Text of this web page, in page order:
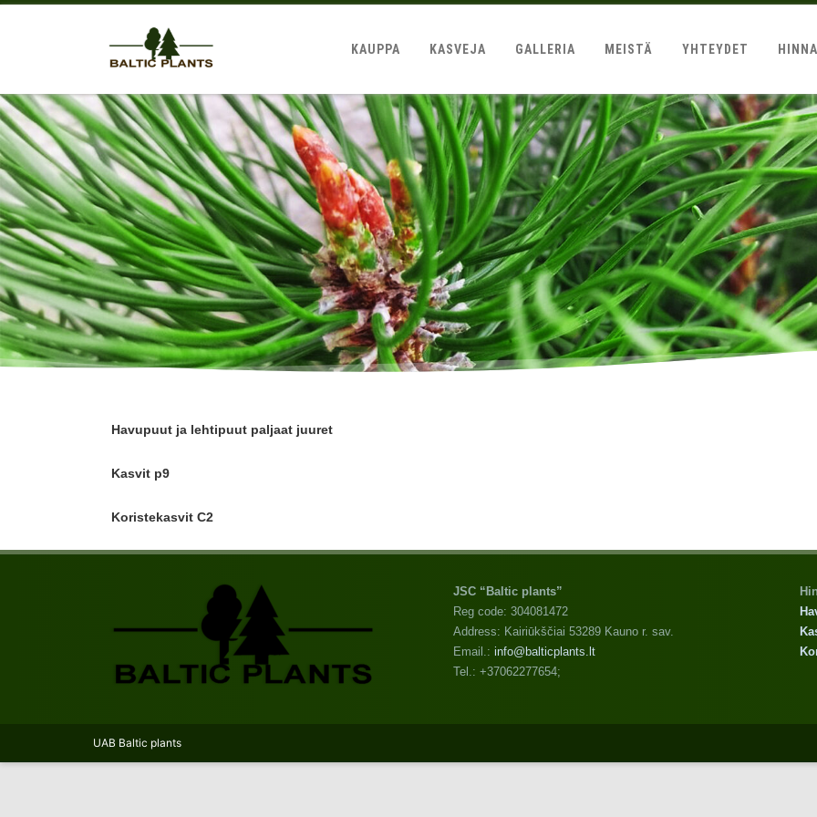
KAUPPA KASVEJA GALLERIA MEISTÄ YHTEYDET
Havupuut ja lehtipuut paljaat juuret
Kasvit p9
Koristekasvit C2
JSC “Baltic plants”
Reg code: 304081472
Address: Kairiūkščiai 53289 Kauno r. sav.
Email.: info@balticplants.lt
Tel.: +37062277654;
UAB Baltic plants